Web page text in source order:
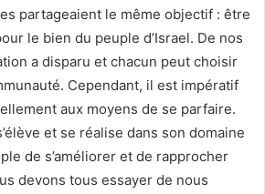
partageaient le même objectif : être
le bien du peuple d’Israel. De nos
a disparu et chacun peut choisir
Cependant, il est impératif
aux moyens de se parfaire.
et se réalise dans son domaine
de s’améliorer et de rapprocher
devons tous essayer de nous